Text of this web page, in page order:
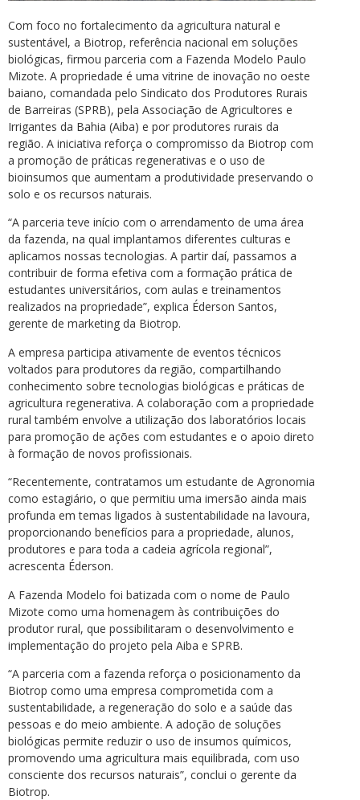
Com foco no fortalecimento da agricultura natural e
sustentável, a Biotrop, referência nacional em soluções
biológicas, firmou parceria com a Fazenda Modelo Paulo
Mizote. A propriedade é uma vitrine de inovação no oeste
baiano, comandada pelo Sindicato dos Produtores Rurais
de Barreiras (SPRB), pela Associação de Agricultores e
Irrigantes da Bahia (Aiba) e por produtores rurais da
região. A iniciativa reforça o compromisso da Biotrop com
a promoção de práticas regenerativas e o uso de
bioinsumos que aumentam a produtividade preservando o
solo e os recursos naturais.
“A parceria teve início com o arrendamento de uma área
da fazenda, na qual implantamos diferentes culturas e
aplicamos nossas tecnologias. A partir daí, passamos a
contribuir de forma efetiva com a formação prática de
estudantes universitários, com aulas e treinamentos
realizados na propriedade”, explica Éderson Santos,
gerente de marketing da Biotrop.
A empresa participa ativamente de eventos técnicos
voltados para produtores da região, compartilhando
conhecimento sobre tecnologias biológicas e práticas de
agricultura regenerativa. A colaboração com a propriedade
rural também envolve a utilização dos laboratórios locais
para promoção de ações com estudantes e o apoio direto
à formação de novos profissionais.
“Recentemente, contratamos um estudante de Agronomia
como estagiário, o que permitiu uma imersão ainda mais
profunda em temas ligados à sustentabilidade na lavoura,
proporcionando benefícios para a propriedade, alunos,
produtores e para toda a cadeia agrícola regional”,
acrescenta Éderson.
A Fazenda Modelo foi batizada com o nome de Paulo
Mizote como uma homenagem às contribuições do
produtor rural, que possibilitaram o desenvolvimento e
implementação do projeto pela Aiba e SPRB.
“A parceria com a fazenda reforça o posicionamento da
Biotrop como uma empresa comprometida com a
sustentabilidade, a regeneração do solo e a saúde das
pessoas e do meio ambiente. A adoção de soluções
biológicas permite reduzir o uso de insumos químicos,
promovendo uma agricultura mais equilibrada, com uso
consciente dos recursos naturais”, conclui o gerente da
Biotrop.